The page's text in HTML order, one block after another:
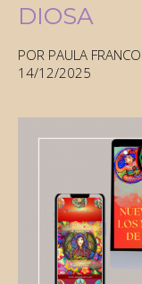
DIOSA
POR PAULA FRANCO
14/12/2025